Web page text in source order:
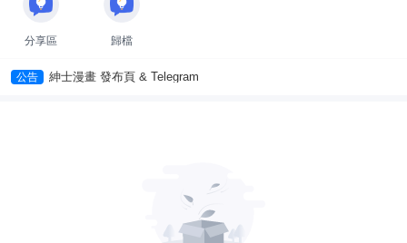
分享區 歸檔
公告 紳士漫畫 發布頁 & Telegram